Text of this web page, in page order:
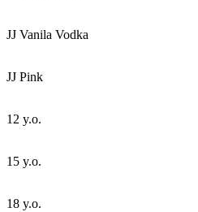
JJ Vanila Vodka
JJ Pink
12 y.o.
15 y.o.
18 y.o.